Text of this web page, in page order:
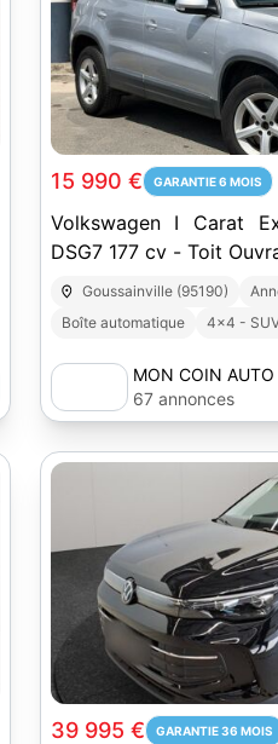
15 990 € GARANTIE 6 MOIS
Volkswagen I Carat
DSG7 177 cv - Toit
Goussainville (95190)
Boîte automatique
4x4 -
MON COIN AUTO
67 annonces
39 995 € GARANTIE 36 MOIS